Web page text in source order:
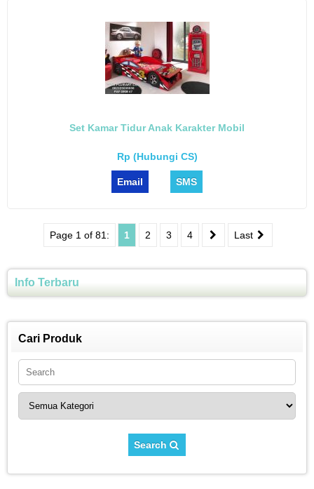
Set Kamar Tidur Anak Karakter Mobil
Rp (Hubungi CS)
Email SMS
Page 1 of 81: 1 2 3 4 Last
Info Terbaru
Cari Produk
Search